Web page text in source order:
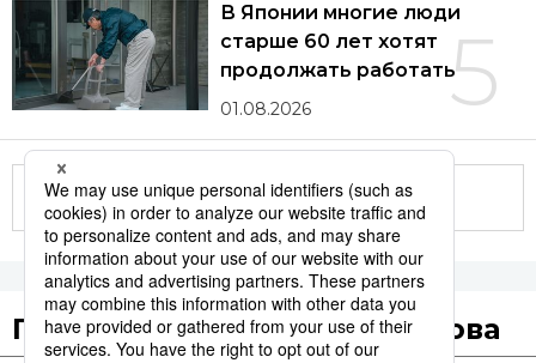
5
В Японии многие люди
старше 60 лет хотят
продолжать работать
01.08.2026
Другие статьи по теме
Популярные поисковые слова